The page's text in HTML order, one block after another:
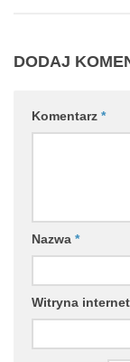
DODAJ
Komentarz *
Nazwa *
Witryna